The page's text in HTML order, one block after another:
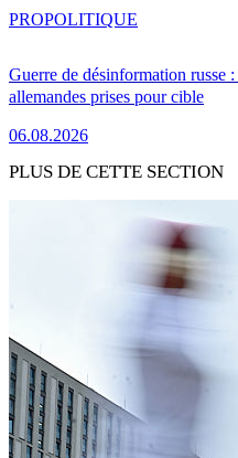
Guerre de désinformation russe
allemandes prises pour cible
06.08.2026
PROPOLITIQUE
PLUS DE CETTE SECTION